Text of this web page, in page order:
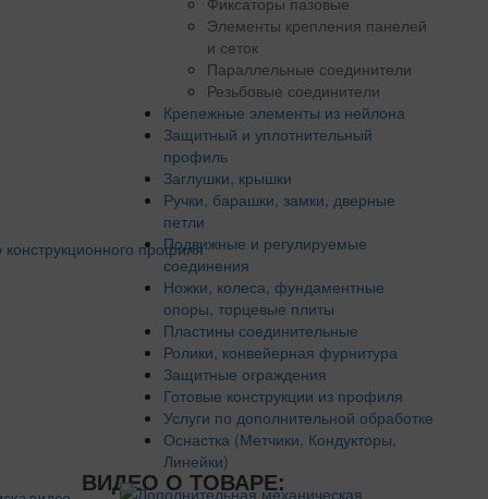
ВИДЕО О ТОВАРЕ:
Элементы крепления панелей
и сеток
Параллельные соединители
Резьбовые соединители
Крепежные элементы из нейлона
Защитный и уплотнительный
профиль
Заглушки, крышки
Ручки, барашки, замки, дверные
петли
Подвижные и регулируемые
соединения
Ножки, колеса, фундаментные
опоры, торцевые плиты
Пластины соединительные
Ролики, конвейерная фурнитура
Защитные ограждения
Готовые конструкции из профиля
Услуги по дополнительной обработке
Оснастка (Метчики, Кондукторы,
Линейки)